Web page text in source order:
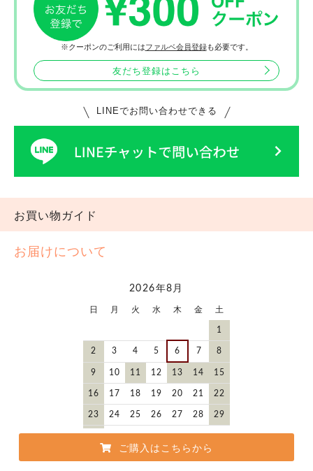
※クーポンのご利用にはファルベ会員登録も必要です。
友だち登録はこちら
LINEでお問い合わせできる
お買い物ガイド
お届けについて
2026年8月
日 月 火 水 木 金 土
1
2 3 4 5 6 7 8
9 10 11 12 13 14 15
16 17 18 19 20 21 22
23 24 25 26 27 28 29
30 31
ご購入はこちらから